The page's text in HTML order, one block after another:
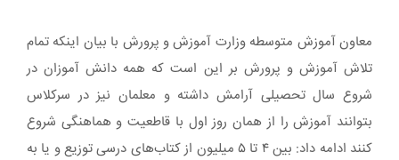
معاون آموزش متوسطه وزارت آموزش و پرورش با بیان اینکه تمام
تلاش آموزش و پرورش بر این است که همه دانش آموزان در
شروع سال تحصیلی آرامش داشته و معلمان نیز در سرکلاس
بتوانند آموزش را از همان روز اول با قاطعیت و هماهنگی شروع
کنند ادامه داد: بین ۴ تا ۵ میلیون از کتاب‌های درسی توزیع و یا به